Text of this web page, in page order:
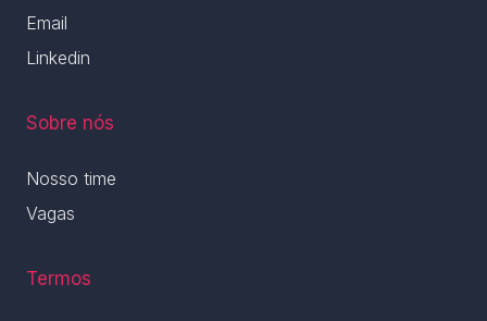
Email
Linkedin
Sobre nós
Nosso time
Vagas
Termos